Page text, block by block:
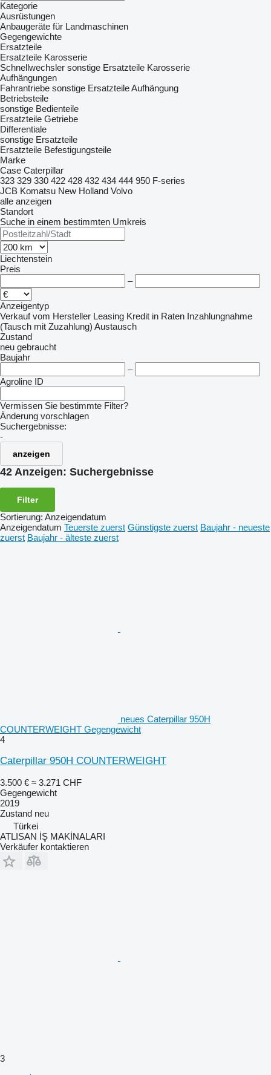
Kategorie
Ausrüstungen
Anbaugeräte für Landmaschinen
Gegengewichte
Ersatzteile
Ersatzteile Karosserie
Schnellwechsler sonstige Ersatzteile Karosserie
Aufhängungen
Fahrantriebe sonstige Ersatzteile Aufhängung
Betriebsteile
sonstige Bedienteile
Ersatzteile Getriebe
Differentiale
sonstige Ersatzteile
Ersatzteile Befestigungsteile
Marke
Case Caterpillar
323 329 330 422 428 432 434 444 950 F-series
JCB Komatsu New Holland Volvo
alle anzeigen
Standort
Suche in einem bestimmten Umkreis
Liechtenstein
Preis
–
Anzeigentyp
Verkauf vom Hersteller Leasing Kredit in Raten Inzahlungnahme
(Tausch mit Zuzahlung) Austausch
Zustand
neu gebraucht
Baujahr
–
Agroline ID
Vermissen Sie bestimmte Filter?
Änderung vorschlagen
Suchergebnisse:
-
anzeigen
42 Anzeigen: Suchergebnisse
Filter
Sortierung: Anzeigendatum
Anzeigendatum Teuerste zuerst Günstigste zuerst Baujahr - neueste
zuerst Baujahr - älteste zuerst
neues Caterpillar 950H
COUNTERWEIGHT Gegengewicht
4
Caterpillar 950H COUNTERWEIGHT
3.500 € ≈ 3.271 CHF
Gegengewicht
2019
Zustand neu
Türkei
ATLISAN İŞ MAKİNALARI
Verkäufer kontaktieren
3